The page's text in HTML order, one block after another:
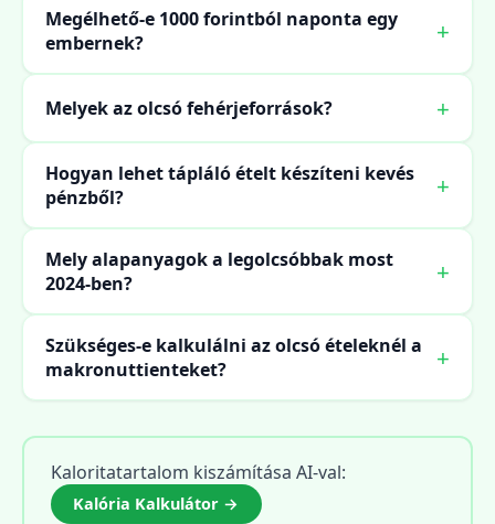
Megélhető-e 1000 forintból naponta egy
embernek?
Melyek az olcsó fehérjeforrások?
Hogyan lehet tápláló ételt készíteni kevés
pénzből?
Mely alapanyagok a legolcsóbbak most
2024-ben?
Szükséges-e kalkulálni az olcsó ételeknél a
makronuttienteket?
Kaloritatartalom kiszámítása AI-val:
Kalória Kalkulátor →